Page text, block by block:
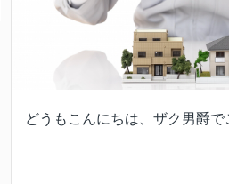
どうもこんにちは、ザク男爵で